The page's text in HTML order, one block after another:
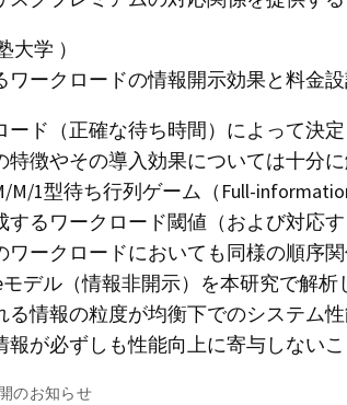
学 ）
ワークロードの情報開示効果と料金
ド（正確な待ち時間）によって決
特徴やその導入効果については十分
M/1型待ち行列ゲーム（Full-
するワークロード閾値（および対応
ークロードにおいても同様の順序
モデル（情報非開示）を本研究で解
る情報の粒度が均衡下でのシステム
が必ずしも性能向上に寄与しないこ
のお知らせ